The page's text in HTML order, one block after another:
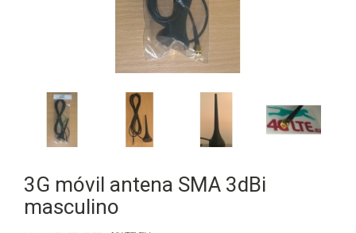
3G móvil antena SMA 3dBi
masculino